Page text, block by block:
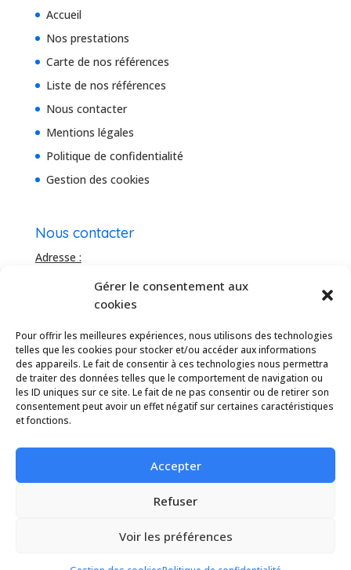
Gérer le consentement aux
cookies
Pour offrir les meilleures expériences, nous utilisons des technologies
telles que les cookies pour stocker et/ou accéder aux informations
des appareils. Le fait de consentir à ces technologies nous permettra
de traiter des données telles que le comportement de navigation ou
les ID uniques sur ce site. Le fait de ne pas consentir ou de retirer son
consentement peut avoir un effet négatif sur certaines caractéristiques
et fonctions.
Accepter
Refuser
Voir les préférences
Accueil
Nos prestations
Carte de nos références
Liste de nos références
Nous contacter
Mentions légales
Politique de confidentialité
Gestion des cookies
Nous contacter
Adresse :
20 rue de la Roussataïo
34 740 Vendargues, France
Téléhone :
04 67 16 91 04
Mail :
info@idesun.fr